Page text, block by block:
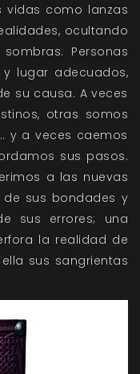
vidas como lanzas
ocultando
Personas
lugar adecuados,
su causa. A veces
otras somos
y a veces caemos
sus pasos.
a las nuevas
de sus bondades y
sus errores; una
la realidad de
sus sangrientas